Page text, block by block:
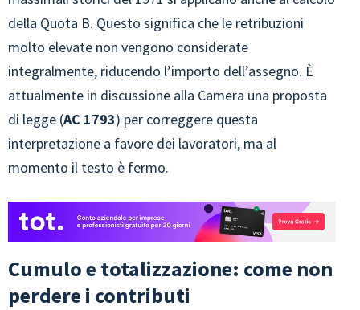
della Quota B. Questo significa che le retribuzioni
molto elevate non vengono considerate
integralmente, riducendo l’importo dell’assegno. È
attualmente in discussione alla Camera una proposta
di legge (AC 1793) per correggere questa
interpretazione a favore dei lavoratori, ma al
momento il testo è fermo.
Cumulo e totalizzazione: come non
perdere i contributi